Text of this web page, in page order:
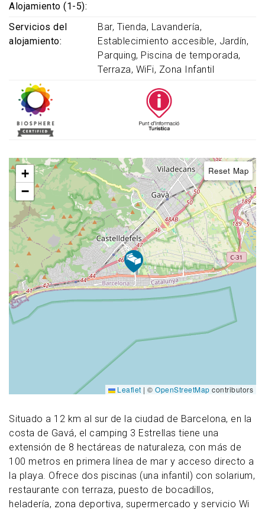
Situado a 12 km al sur de la ciudad de Barcelona, en la
costa de Gavá, el camping 3 Estrellas tiene una
extensión de 8 hectáreas de naturaleza, con más de
100 metros en primera línea de mar y acceso directo a
la playa. Ofrece dos piscinas (una infantil) con solarium,
restaurante con terraza, puesto de bocadillos,
heladería, zona deportiva, supermercado y servicio Wi
Alojamiento (1-5)
Servicios del
alojamiento
Bar Tienda Lavandería
Establecimiento accesible Jardín
Parquing Piscina de temporada
Terraza WiFi Zona Infantil
+
−
Reset Map
Leaflet | © OpenStreetMap contributors